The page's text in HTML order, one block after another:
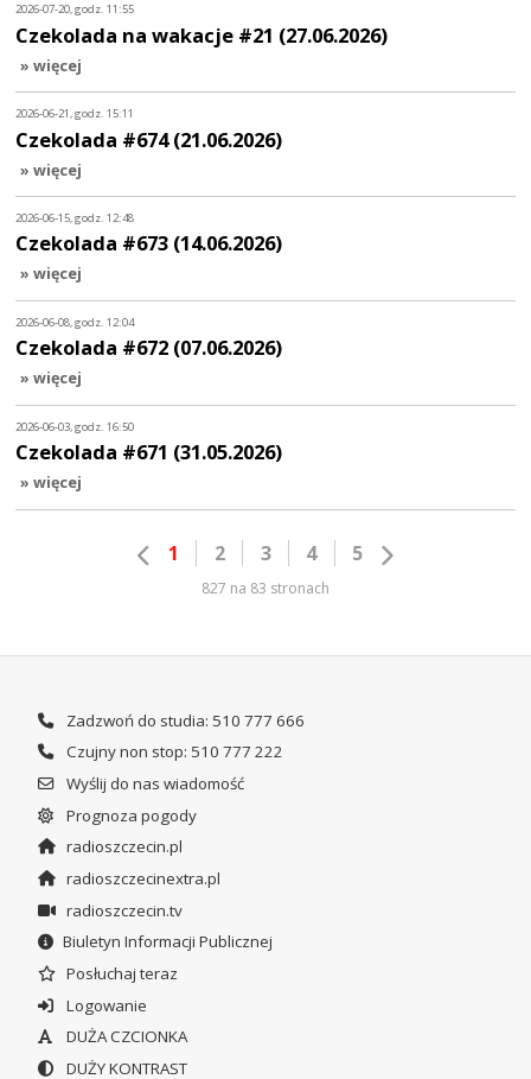
2026-07-20, godz. 11:55
Czekolada na wakacje #21 (27.06.2026)
» więcej
2026-06-21, godz. 15:11
Czekolada #674 (21.06.2026)
» więcej
2026-06-15, godz. 12:48
Czekolada #673 (14.06.2026)
» więcej
2026-06-08, godz. 12:04
Czekolada #672 (07.06.2026)
» więcej
2026-06-03, godz. 16:50
Czekolada #671 (31.05.2026)
» więcej
1 2 3 4 5
827 na 83 stronach
Zadzwoń do studia: 510 777 666
Czujny non stop: 510 777 222
Wyślij do nas wiadomość
Prognoza pogody
radioszczecin.pl
radioszczecinextra.pl
radioszczecin.tv
Biuletyn Informacji Publicznej
Posłuchaj teraz
Logowanie
DUŻA CZCIONKA
DUŻY KONTRAST